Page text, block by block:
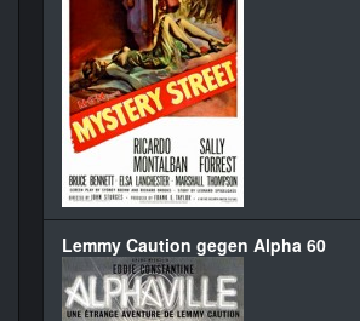
Lemmy Caution gegen Alpha 60